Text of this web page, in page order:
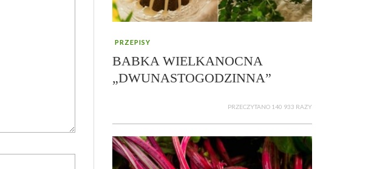
PRZEPISY
BABKA WIELKANOCNA
„DWUNASTOGODZINNA”
PRZECZYTANO 140 933 RAZY